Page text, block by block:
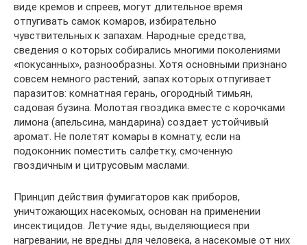
виде кремов и спреев, могут длительное время
отпугивать самок комаров, избирательно
чувствительных к запахам. Народные средства,
сведения о которых собирались многими поколениями
«покусанных», разнообразны. Хотя основными признано
совсем немного растений, запах которых отпугивает
паразитов: комнатная герань, огородный тимьян,
садовая бузина. Молотая гвоздика вместе с корочками
лимона (апельсина, мандарина) создает устойчивый
аромат. Не полетят комары в комнату, если на
подоконник поместить салфетку, смоченную
гвоздичным и цитрусовым маслами.
Принцип действия фумигаторов как приборов,
уничтожающих насекомых, основан на применении
инсектицидов. Летучие яды, выделяющиеся при
нагревании, не вредны для человека, а насекомые от них